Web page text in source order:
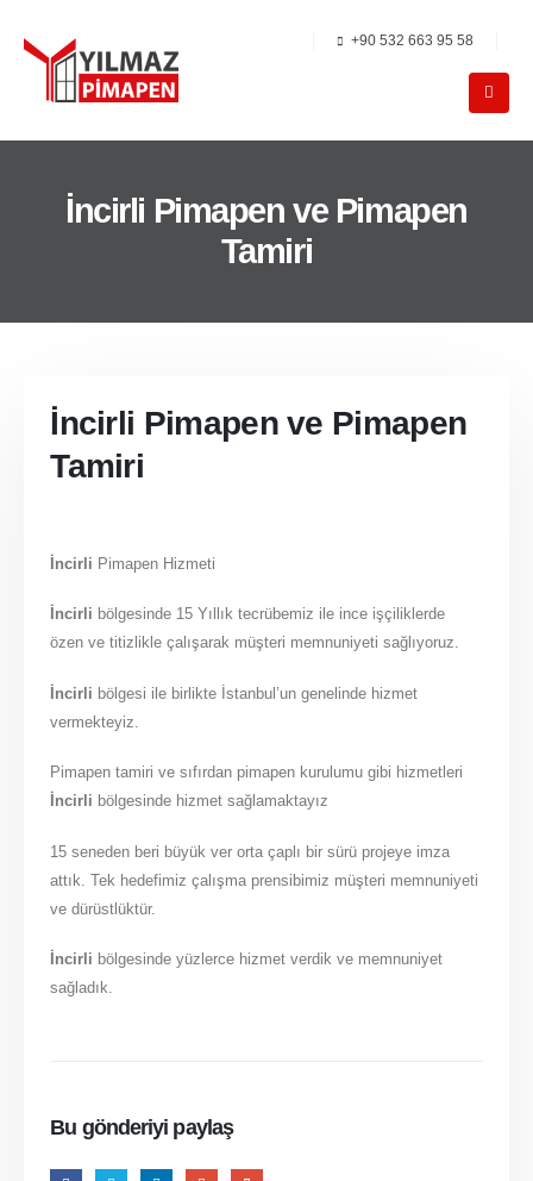
+90 532 663 95 58
İncirli Pimapen ve Pimapen
Tamiri
İncirli Pimapen ve Pimapen
Tamiri
İncirli Pimapen Hizmeti
İncirli bölgesinde 15 Yıllık tecrübemiz ile ince işçiliklerde
özen ve titizlikle çalışarak müşteri memnuniyeti sağlıyoruz.
İncirli bölgesi ile birlikte İstanbul’un genelinde hizmet
vermekteyiz.
Pimapen tamiri ve sıfırdan pimapen kurulumu gibi hizmetleri
İncirli bölgesinde hizmet sağlamaktayız
15 seneden beri büyük ver orta çaplı bir sürü projeye imza
attık. Tek hedefimiz çalışma prensibimiz müşteri memnuniyeti
ve dürüstlüktür.
İncirli bölgesinde yüzlerce hizmet verdik ve memnuniyet
sağladık.
Bu gönderiyi paylaş